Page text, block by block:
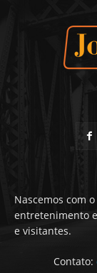
Nascemos com
entretenimento
e visitantes.
Contato: